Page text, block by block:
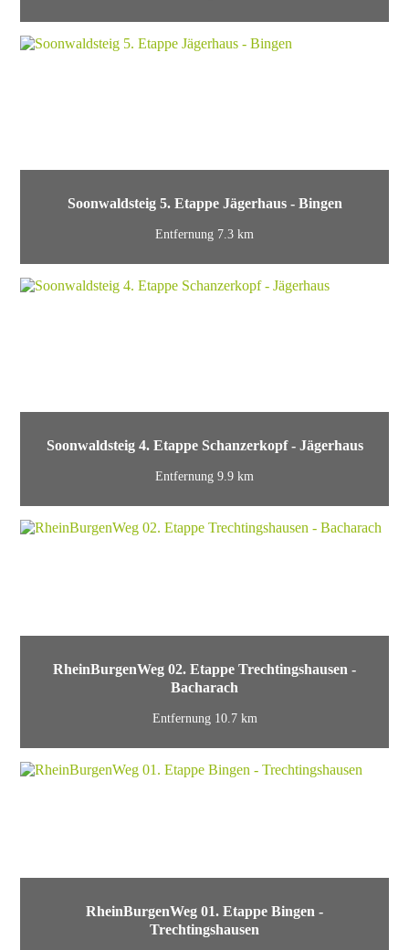
Soonwaldsteig 5. Etappe Jägerhaus - Bingen
Entfernung 7.3 km
Soonwaldsteig 4. Etappe Schanzerkopf - Jägerhaus
Entfernung 9.9 km
RheinBurgenWeg 02. Etappe Trechtingshausen -
Bacharach
Entfernung 10.7 km
RheinBurgenWeg 01. Etappe Bingen -
Trechtingshausen